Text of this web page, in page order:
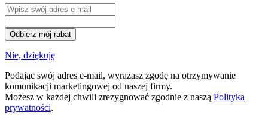
Odbierz mój rabat
Nie, dziękuję
Podając swój adres e-mail, wyrażasz zgodę na otrzymywanie
komunikacji marketingowej od naszej firmy.
Możesz w każdej chwili zrezygnować zgodnie z naszą Polityka
prywatności.